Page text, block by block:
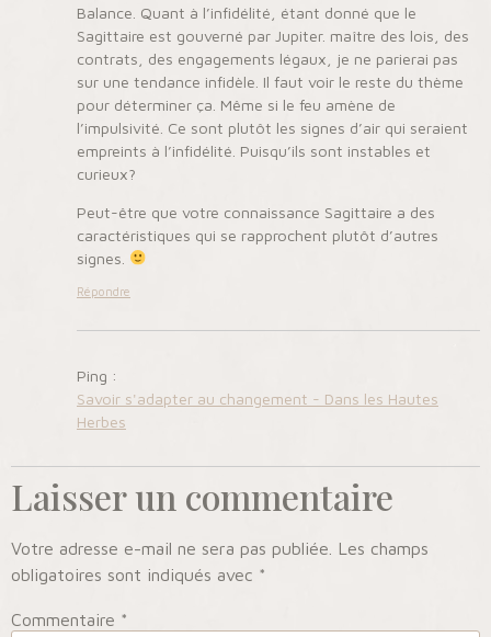
Balance. Quant à l’infidélité, étant donné que le
Sagittaire est gouverné par Jupiter. maître des lois, des
contrats, des engagements légaux, je ne parierai pas
sur une tendance infidèle. Il faut voir le reste du thème
pour déterminer ça. Même si le feu amène de
l’impulsivité. Ce sont plutôt les signes d’air qui seraient
empreints à l’infidélité. Puisqu’ils sont instables et
curieux?
Peut-être que votre connaissance Sagittaire a des
caractéristiques qui se rapprochent plutôt d’autres
signes.
Répondre
Ping :
Savoir s'adapter au changement - Dans les Hautes
Herbes
Laisser un commentaire
Votre adresse e-mail ne sera pas publiée.
Les champs
obligatoires sont indiqués avec *
Commentaire *